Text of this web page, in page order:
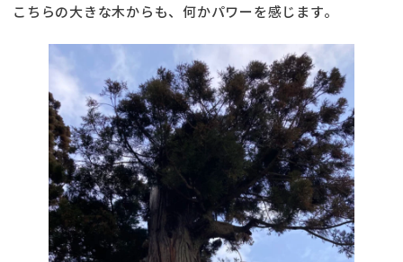
こちらの大きな木からも、何かパワーを感じます。